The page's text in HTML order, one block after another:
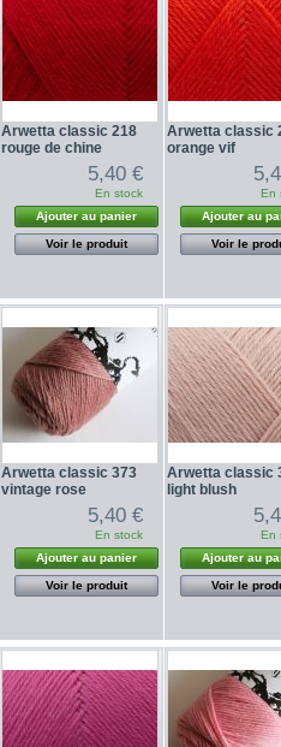
Arwetta classic 218
rouge de chine
5,40 €
En stock
Ajouter au panier
Voir le produit
Arwetta classic
orange vif
En
Ajouter au
Voir le
Arwetta classic 373
vintage rose
5,40 €
En stock
Ajouter au panier
Voir le produit
Arwetta classic
light blush
En
Ajouter au
Voir le